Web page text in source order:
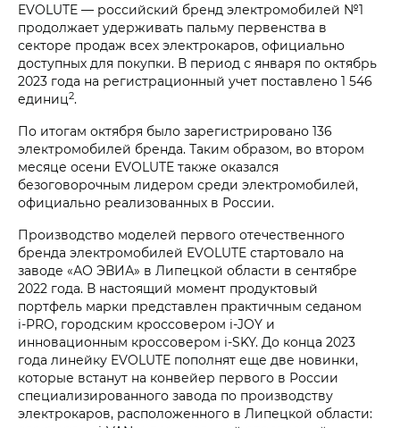
EVOLUTE — российский бренд электромобилей №1
продолжает удерживать пальму первенства в
секторе продаж всех электрокаров, официально
доступных для покупки. В период с января по октябрь
2023 года на регистрационный учет поставлено 1 546
единиц2.
По итогам октября было зарегистрировано 136
электромобилей бренда. Таким образом, во втором
месяце осени EVOLUTE также оказался
безоговорочным лидером среди электромобилей,
официально реализованных в России.
Производство моделей первого отечественного
бренда электромобилей EVOLUTE стартовало на
заводе «АО ЭВИА» в Липецкой области в сентябре
2022 года. В настоящий момент продуктовый
портфель марки представлен практичным седаном
i‑PRO, городским кроссовером i‑JOY и
инновационным кроссовером i‑SKY. До конца 2023
года линейку EVOLUTE пополнят еще две новинки,
которые встанут на конвейер первого в России
специализированного завода по производству
электрокаров, расположенного в Липецкой области: